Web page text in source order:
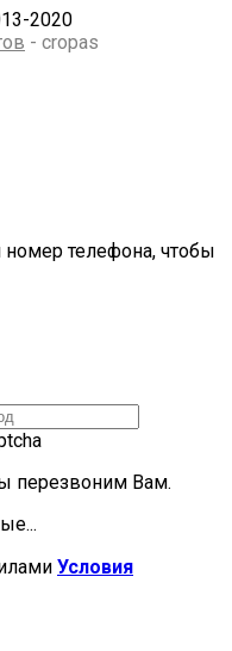
2020
- cropas
телефона, чтобы
перезвоним Вам.
Условия